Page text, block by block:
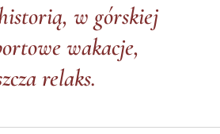
w górskiej
wakacje,
relaks.